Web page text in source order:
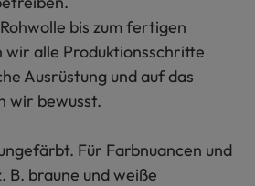
bis zum fertigen
alle Produktionsschritte
Ausrüstung und auf das
wir bewusst.
Für Farbnuancen und
B. braune und weiße